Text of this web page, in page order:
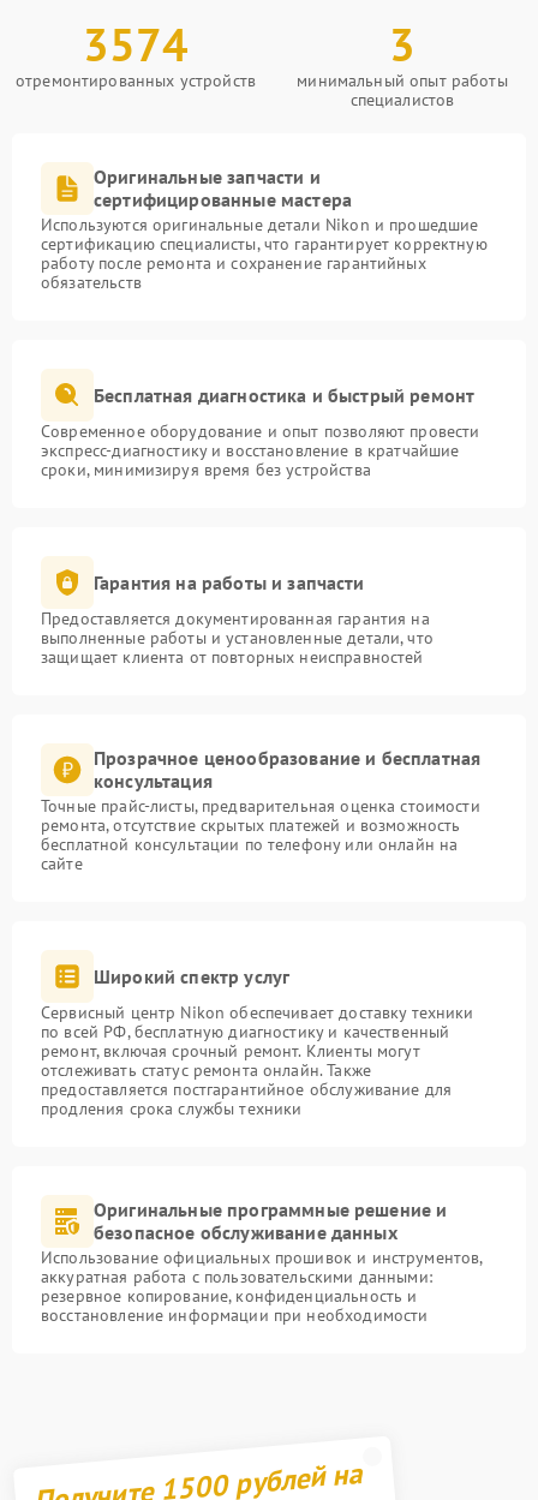
3574
отремонтированных устройств
3
минимальный опыт работы
специалистов
Оригинальные запчасти и
сертифицированные мастера
Используются оригинальные детали Nikon и прошедшие
сертификацию специалисты, что гарантирует корректную
работу после ремонта и сохранение гарантийных
обязательств
Бесплатная диагностика и быстрый ремонт
Современное оборудование и опыт позволяют провести
экспресс-диагностику и восстановление в кратчайшие
сроки, минимизируя время без устройства
Гарантия на работы и запчасти
Предоставляется документированная гарантия на
выполненные работы и установленные детали, что
защищает клиента от повторных неисправностей
Прозрачное ценообразование и бесплатная
консультация
Точные прайс-листы, предварительная оценка стоимости
ремонта, отсутствие скрытых платежей и возможность
бесплатной консультации по телефону или онлайн на
сайте
Широкий спектр услуг
Сервисный центр Nikon обеспечивает доставку техники
по всей РФ, бесплатную диагностику и качественный
ремонт, включая срочный ремонт. Клиенты могут
отслеживать статус ремонта онлайн. Также
предоставляется постгарантийное обслуживание для
продления срока службы техники
Оригинальные программные решение и
безопасное обслуживание данных
Использование официальных прошивок и инструментов,
аккуратная работа с пользовательскими данными:
резервное копирование, конфиденциальность и
восстановление информации при необходимости